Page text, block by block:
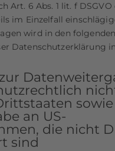
Art. 6 Abs. 1 lit. f
im Einzelfall
wird in den folgenden
Datenschutzerklärung
an US-
die nicht
sind